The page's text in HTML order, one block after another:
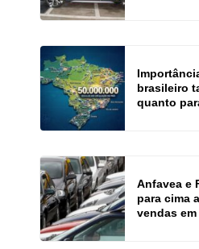
brasileiro
quanto
Anfavea e
para cima
vendas em